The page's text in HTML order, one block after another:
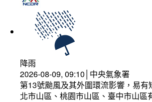
降雨
2026-08-09, 09:10│中央氣象署
第13號颱風及其外圍環流影響，易
北市山區、桃園市山區、臺中市山區